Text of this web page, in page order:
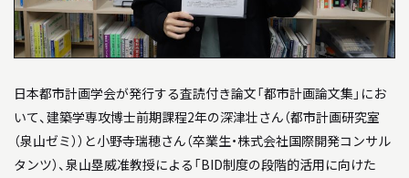
インフォメーション
就職や進学について
入試情報
アクセス
日本都市計画学会が発行する査読付き論文「都市計画論文集」にお
いて、建築学専攻博士前期課程2年の深津壮さん（都市計画研究室
（泉山ゼミ））と小野寺瑞穂さん（卒業生・株式会社国際開発コンサル
タンツ）、泉山塁威准教授による「BID制度の段階的活用に向けた